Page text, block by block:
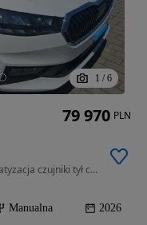
1 / 6
999 cm3 • 95 KM • OD RĘKI tempomat klimatyzacja czujniki tył czujnik zmierzchu
Manualna 2026
79 970 PLN